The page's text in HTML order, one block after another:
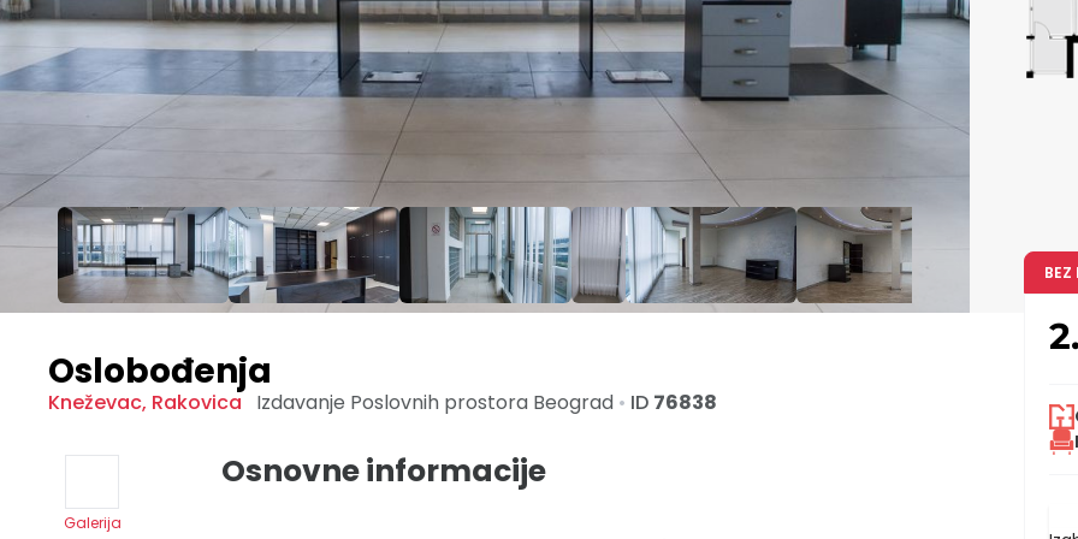
Oslobođenja
Kneževac, Rakovica Izdavanje Poslovnih prostora Beograd • ID 76838
Galerija
Osnovne informacije
BEZ